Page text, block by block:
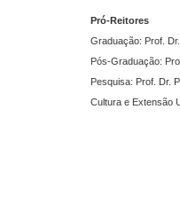
Pró-Reitores
Graduação: Prof.
Pós-Graduação:
Pesquisa: Prof. Dr.
Cultura e Extensão